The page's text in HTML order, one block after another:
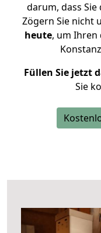
darum, dass
Zögern Sie nicht
heute, um Ihren
Füllen Sie jetzt
Sie